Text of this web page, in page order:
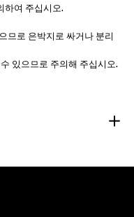
하여 주십시오.
므로 은박지로 싸거나 분리
있으므로 주의해 주십시오.